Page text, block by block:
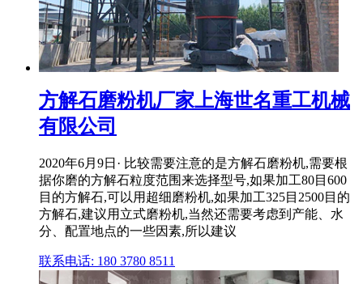
方解石磨粉机厂家上海世名重工机械
有限公司
2020年6月9日· 比较需要注意的是方解石磨粉机,需要根
据你磨的方解石粒度范围来选择型号,如果加工80目600
目的方解石,可以用超细磨粉机,如果加工325目2500目的
方解石,建议用立式磨粉机,当然还需要考虑到产能、水
分、配置地点的一些因素,所以建议
联系电话: 180 3780 8511